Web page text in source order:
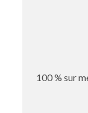
100 % sur